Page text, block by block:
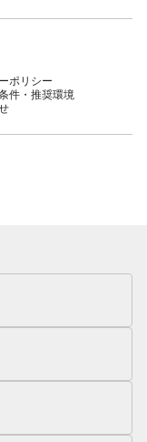
ポリシー
件・推奨環境